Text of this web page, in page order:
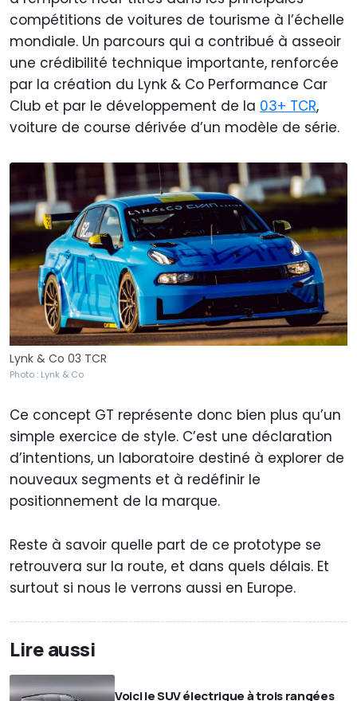
compétitions de voitures de tourisme à l’échelle
mondiale. Un parcours qui a contribué à asseoir
une crédibilité technique importante, renforcée
par la création du Lynk & Co Performance Car
Club et par le développement de la 03+ TCR,
voiture de course dérivée d’un modèle de série.
Lynk & Co 03 TCR
Photo : Lynk & Co
Ce concept GT représente donc bien plus qu’un
simple exercice de style. C’est une déclaration
d’intentions, un laboratoire destiné à explorer de
nouveaux segments et à redéfinir le
positionnement de la marque.
Reste à savoir quelle part de ce prototype se
retrouvera sur la route, et dans quels délais. Et
surtout si nous le verrons aussi en Europe.
Lire aussi
Voici le SUV électrique à trois rangées